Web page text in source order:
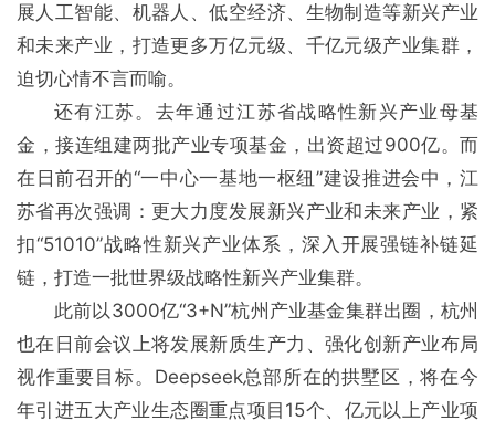
展人工智能、机器人、低空经济、生物制造等新兴产业
和未来产业，打造更多万亿元级、千亿元级产业集群，
迫切心情不言而喻。
还有江苏。去年通过江苏省战略性新兴产业母基
金，接连组建两批产业专项基金，出资超过900亿。而
在日前召开的“一中心一基地一枢纽”建设推进会中，江
苏省再次强调：更大力度发展新兴产业和未来产业，紧
扣“51010”战略性新兴产业体系，深入开展强链补链延
链，打造一批世界级战略性新兴产业集群。
此前以3000亿“3+N”杭州产业基金集群出圈，杭州
也在日前会议上将发展新质生产力、强化创新产业布局
视作重要目标。Deepseek总部所在的拱墅区，将在今
年引进五大产业生态圈重点项目15个、亿元以上产业项